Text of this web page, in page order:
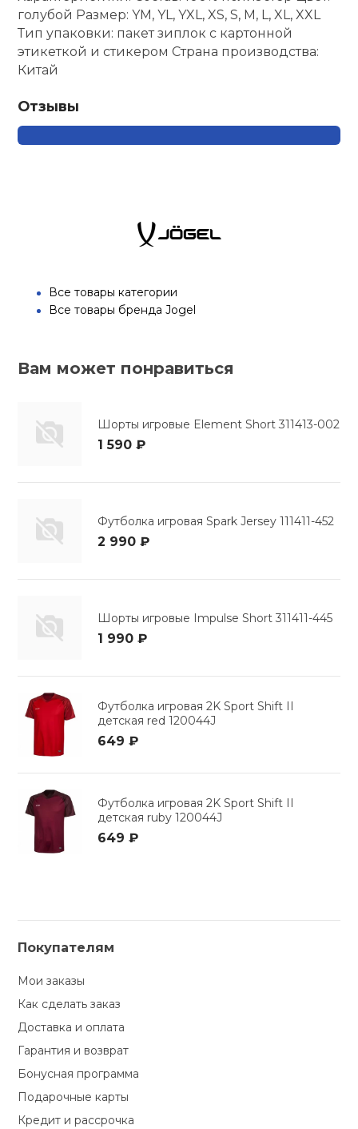
голубой Размер: YM, YL, YXL, XS, S, M, L, XL, XXL
Тип упаковки: пакет зиплок с картонной
этикеткой и стикером Страна производства:
Китай
Отзывы
Все товары категории
Все товары бренда Jogel
Вам может понравиться
Шорты игровые Element Short 311413-002
1 590 ₽
Футболка игровая Spark Jersey 111411-452
2 990 ₽
Шорты игровые Impulse Short 311411-445
1 990 ₽
Футболка игровая 2K Sport Shift II
детская red 120044J
649 ₽
Футболка игровая 2K Sport Shift II
детская ruby 120044J
649 ₽
Покупателям
Мои заказы
Как сделать заказ
Доставка и оплата
Гарантия и возврат
Бонусная программа
Подарочные карты
Кредит и рассрочка